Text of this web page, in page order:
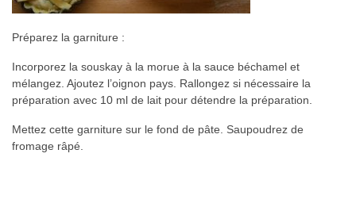
Préparez la garniture :
Incorporez la souskay à la morue à la sauce béchamel et
mélangez. Ajoutez l’oignon pays. Rallongez si nécessaire la
préparation avec 10 ml de lait pour détendre la préparation.
Mettez cette garniture sur le fond de pâte. Saupoudrez de
fromage râpé.